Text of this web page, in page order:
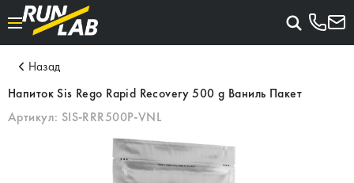
Назад
Напиток Sis Rego Rapid Recovery 500 g Ваниль Пакет
Артикул: SIS-RRR500P-VNL